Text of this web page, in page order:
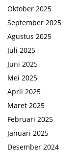
Oktober 2025
September 2025
Agustus 2025
Juli 2025
Juni 2025
Mei 2025
April 2025
Maret 2025
Februari 2025
Januari 2025
Desember 2024